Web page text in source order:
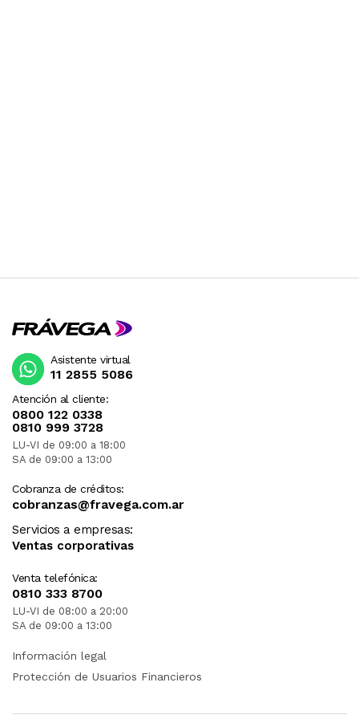
Atención al cliente:
0800 122 0338
0810 999 3728
LU-VI de 09:00 a 18:00
SA de 09:00 a 13:00
Cobranza de créditos:
cobranzas@fravega.com.ar
Servicios a empresas:
Ventas corporativas
Venta telefónica:
0810 333 8700
LU-VI de 08:00 a 20:00
SA de 09:00 a 13:00
Asistente virtual
11 2855 5086
Información legal
Protección de Usuarios Financieros